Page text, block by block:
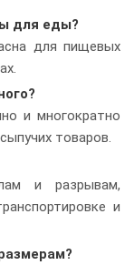
для еды?
для пищевых
и многократно
товаров.
и разрывам,
и